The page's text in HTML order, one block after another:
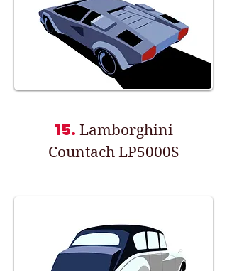
15. Lamborghini
Countach LP5000S